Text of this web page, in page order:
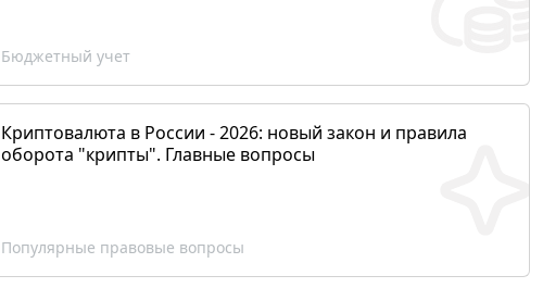
Бюджетный учет
Криптовалюта в России - 2026: новый закон и правила
оборота "крипты". Главные вопросы
Популярные правовые вопросы